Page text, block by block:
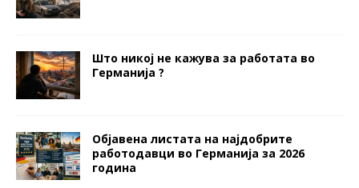
Што никој не кажува за работата во
Германија ?
Објавена листата на најдобрите
работодавци во Германија за 2026
година